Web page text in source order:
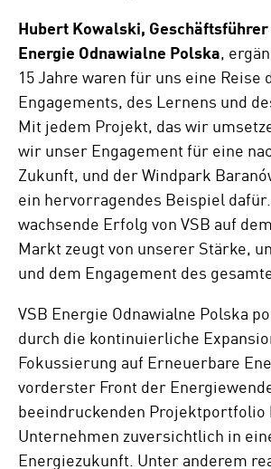
Hubert Kowalski, Geschäftsführer
Energie Odnawialne Polska,
15 Jahre waren für uns eine Reise
Engagements, des Lernens und
Mit jedem Projekt, das wir
wir unser Engagement für eine
Zukunft, und der Windpark
ein hervorragendes Beispiel
wachsende Erfolg von VSB auf
Markt zeugt von unserer Stärke,
und dem Engagement des
VSB Energie Odnawialne Polska
durch die kontinuierliche
Fokussierung auf Erneuerbare
vorderster Front der
beeindruckenden Projektportfolio
Unternehmen zuversichtlich in
Energiezukunft. Unter anderem